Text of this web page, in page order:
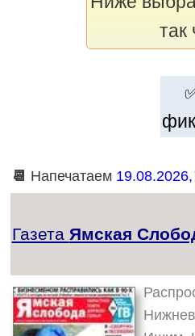
так
📆 Напечатаем 19.08.2026,
Газета Ямская